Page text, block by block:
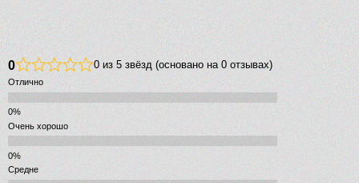
0 0 из 5 звёзд (основано на 0 отзывах)
Отлично
Очень хорошо
Средне